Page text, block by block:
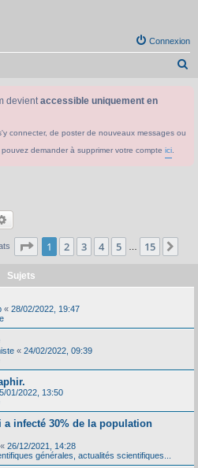
Connexion
devientaccessible uniquement en
connecter, de poster de nouveaux messages ou
demander à supprimer votre compte ici
Page 1sur15
1 2 3 4 5 15
Sujets
« 28/02/2022, 19:47
« 24/02/2022, 09:39
01/2022, 13:50
a infecté 30% de la population
« 26/12/2021, 14:28
générales, actualités scientifiques...